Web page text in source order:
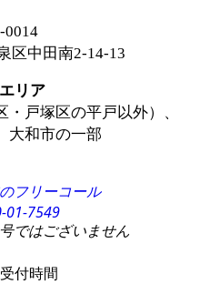
0014
区中田南2-14-13
リア
戸塚区の平戸以外）、
大和市の一部
フリーコール
01-7549
ではございません
付時間